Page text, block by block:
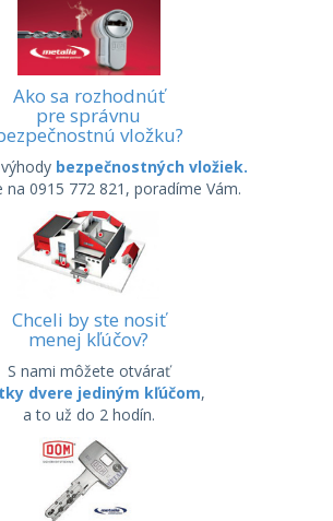
Ako sa rozhodnúť
pre správnu
vložku?
bezpečnostných vložiek.
na 0915 772 821, poradíme Vám.
Chceli by ste nosiť
menej kľúčov?
S nami môžete otvárať
dvere jediným kľúčom,
a to už do 2 hodín.